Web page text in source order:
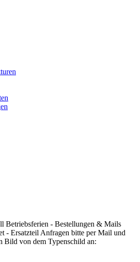
Betriebsferien - Bestellungen & Mails
- Ersatzteil Anfragen bitte per Mail und
Bild von dem Typenschild an: